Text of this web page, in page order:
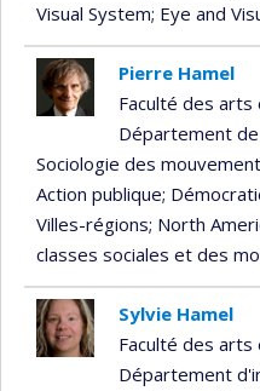
Visual System; Eye and
Pierre Hamel
Faculté des
Département
Sociologie des
Action publique;
Villes-régions; North
classes sociales et des
Sylvie Hamel
Faculté des
Département